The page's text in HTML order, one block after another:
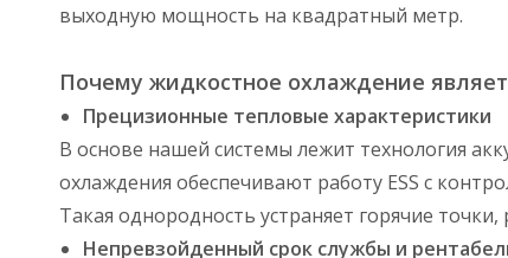
выходную мощность на квадратный метр.
Почему жидкостное охлаждение
Прецизионные тепловые характеристики
В основе нашей системы лежит технология
охлаждения обеспечивают работу ESS с
Такая однородность устраняет горячие
Непревзойденный срок службы и